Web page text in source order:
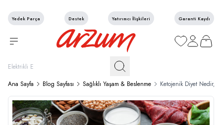
Yedek Parça Destek Yatırımcı İlişkileri Garanti Kaydı
Favorilerim
Hesabım
Sepetim
Ana Sayfa Blog Sayfası Sağlıklı Yaşam & Beslenme Ketojenik Diyet Nedir,